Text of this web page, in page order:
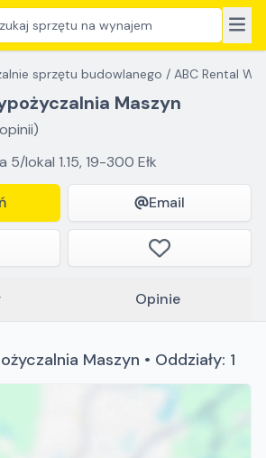
sprzętu na wynajem
sprzętu budowlanego / ABC Rental
Maszyn
5/lokal 1.15, 19-300 Ełk
Email
Opinie
Maszyn • Oddziały: 1